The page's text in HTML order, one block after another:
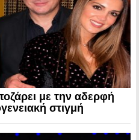
με την αδερφή
στιγμή